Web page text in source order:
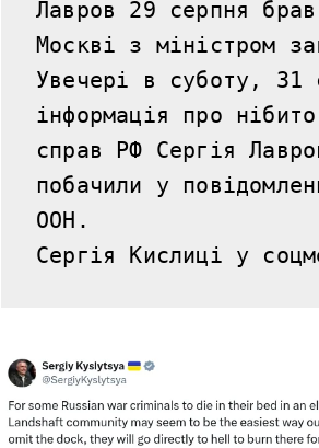
Лавров 29 серпня
Москві з міністром
Увечері в суботу, 31
інформація про
справ РФ Сергія
побачили у
ООН.
Сергія Кислиці у